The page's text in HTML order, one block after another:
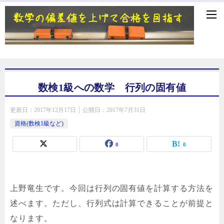
数検1級への数学 行列の固有値
更新日： 2017年12月17日 公開日： 2017年7月31日
資格(数検1級など)
0 0
上野竜生です。今回は行列の固有値を計算する方法を
述べます。ただし、行列式は計算できることが前提と
なります。